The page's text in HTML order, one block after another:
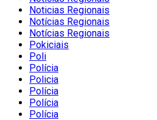
Noticias Regionais
Notícias Regionais
Notícias Regionais
Pokiciais
Poli
Polícia
Policia
Polícia
Polícia
Polícia